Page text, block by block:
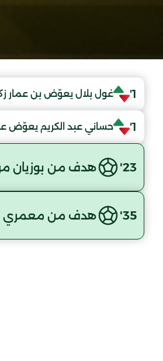
1' غول بلال يعوّض بن عمار
1' حساني عبد الكريم
23' هدف من بوزيان
35' هدف من معمري